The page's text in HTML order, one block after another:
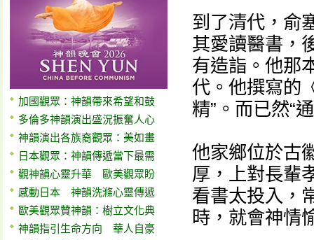
加國觀眾：神韻帶來希望和鼓
多倫多神韻演出盛況振奮人心
神韻演出各族裔觀眾：美如畫
日本觀眾：神韻傳遞當下最需
觀神韻心靈升華 歐美觀眾盼
感動日本 神韻洗滌心靈傳遞
歐美觀眾贊神韻：樹立文化典
神韻指引生命方向 華人自豪
到了清代，俞
其愛讀醫書，
有造詣。他那
代。他撰寫的
精”。而已然“
他家鄉位於古
厚，上對長輩
看書太投入，
時，就會神情